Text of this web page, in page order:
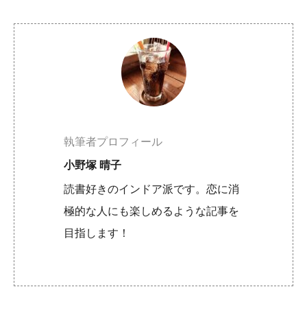
執筆者プロフィール
小野塚 晴子
読書好きのインドア派です。恋に消
極的な人にも楽しめるような記事を
目指します！